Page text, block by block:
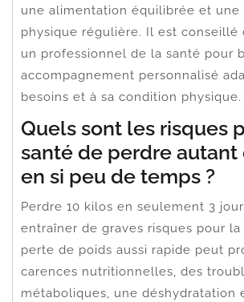
une alimentation équilibrée et une
physique régulière. Il est conseillé
un professionnel de la santé pour
accompagnement personnalisé
besoins et à sa condition physique.
Quels sont les risques
santé de perdre autant
en si peu de temps ?
Perdre 10 kilos en seulement 3
entraîner de graves risques pour la
perte de poids aussi rapide peut
carences nutritionnelles, des
métaboliques, une déshydratation